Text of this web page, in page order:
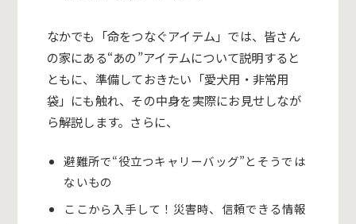
なかでも「命をつなぐアイテム」では、皆さん
の家にある“あの”アイテムについて説明すると
ともに、準備しておきたい「愛犬用・非常用
袋」にも触れ、その中身を実際にお見せしなが
ら解説します。さらに、
避難所で“役立つキャリーバッグ”とそうでは
ないもの
ここから入手して！災害時、信頼できる情報